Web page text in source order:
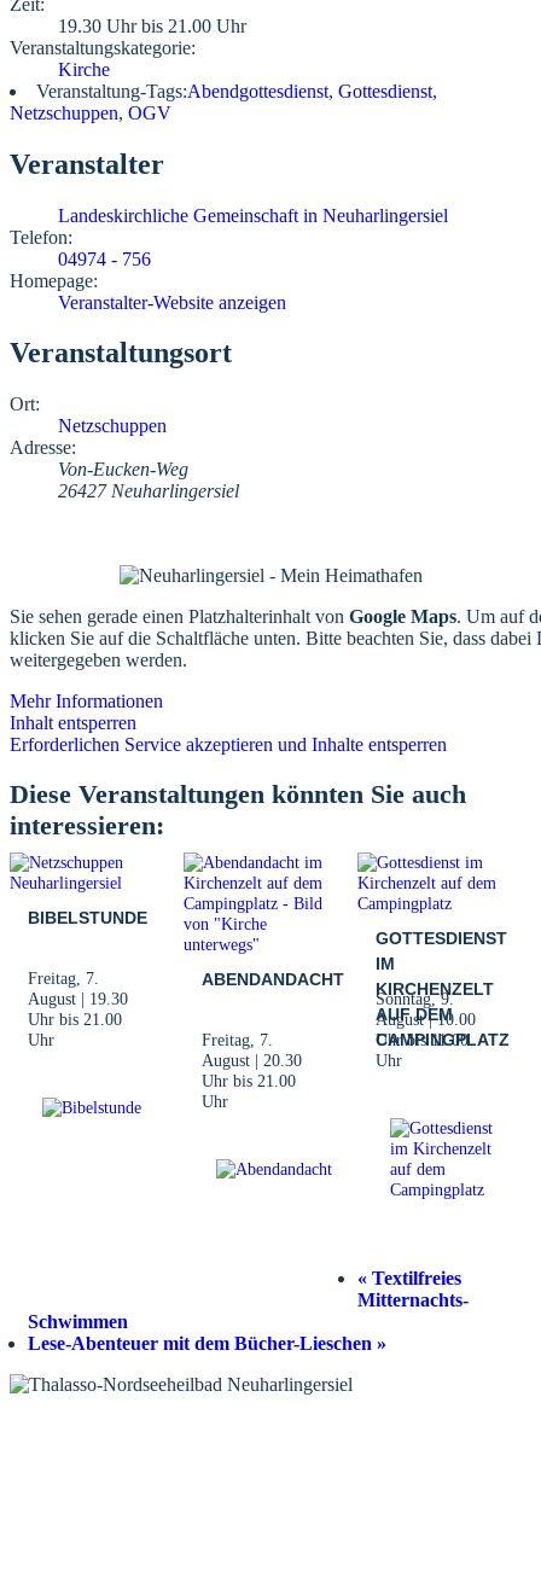
19.30 Uhr bis 21.00 Uhr
Veranstaltungskategorie:
Kirche
Veranstaltung-Tags:Abendgottesdienst, Gottesdienst,
Netzschuppen, OGV
Veranstalter
Landeskirchliche Gemeinschaft in Neuharlingersiel
Telefon:
04974 - 756
Homepage:
Veranstalter-Website anzeigen
Veranstaltungsort
Ort:
Netzschuppen
Adresse:
Von-Eucken-Weg
26427 Neuharlingersiel
Sie sehen gerade einen Platzhalterinhalt von Google Maps. Um auf
klicken Sie auf die Schaltfläche unten. Bitte beachten Sie, dass dabei
weitergegeben werden.
Mehr Informationen
Inhalt entsperren
Erforderlichen Service akzeptieren und Inhalte entsperren
Diese Veranstaltungen könnten Sie auch
interessieren:
BIBELSTUNDE
Freitag, 7.
August | 19.30
Uhr bis 21.00
Uhr
ABENDANDACHT
Freitag, 7.
August | 20.30
Uhr bis 21.00
Uhr
GOTTESDIENST
IM
KIRCHENZELT
AUF DEM
CAMPINGPLATZ
Sonntag, 9.
August | 10.00
Uhrbis11.00
Uhr
«Textilfreies
Mitternachts-
Schwimmen
Lese-Abenteuer mit dem Bücher-Lieschen »